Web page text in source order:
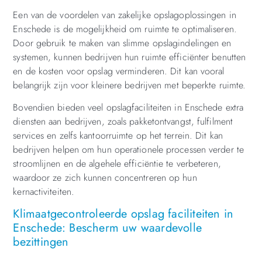
Een van de voordelen van zakelijke opslagoplossingen in
Enschede is de mogelijkheid om ruimte te optimaliseren.
Door gebruik te maken van slimme opslagindelingen en
systemen, kunnen bedrijven hun ruimte efficiënter benutten
en de kosten voor opslag verminderen. Dit kan vooral
belangrijk zijn voor kleinere bedrijven met beperkte ruimte.
Bovendien bieden veel opslagfaciliteiten in Enschede extra
diensten aan bedrijven, zoals pakketontvangst, fulfilment
services en zelfs kantoorruimte op het terrein. Dit kan
bedrijven helpen om hun operationele processen verder te
stroomlijnen en de algehele efficiëntie te verbeteren,
waardoor ze zich kunnen concentreren op hun
kernactiviteiten.
Klimaatgecontroleerde opslag faciliteiten in
Enschede: Bescherm uw waardevolle
bezittingen